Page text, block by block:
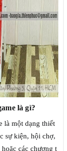
là gì?
là một dạng thiết
sự kiện, hội chợ,
các chương t